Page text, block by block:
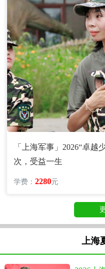
「上海军事」2026“卓越
次，受益一生
学费：2280元
上海